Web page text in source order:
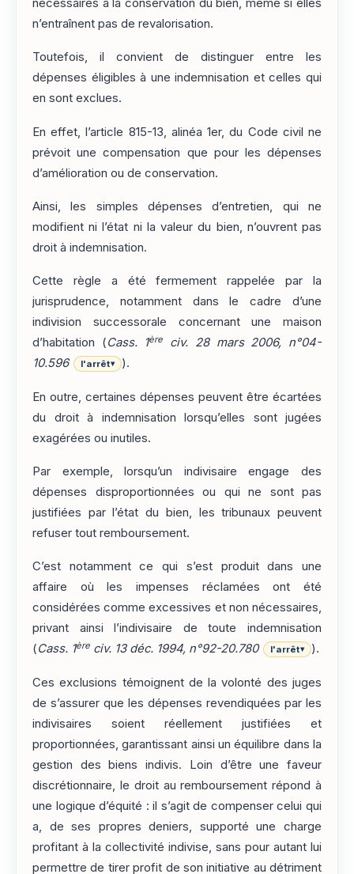
nécessaires à la conservation du bien, même si elles
n’entraînent pas de revalorisation.
Toutefois, il convient de distinguer entre les
dépenses éligibles à une indemnisation et celles qui
en sont exclues.
En effet, l’article 815-13, alinéa 1er, du Code civil ne
prévoit une compensation que pour les dépenses
d’amélioration ou de conservation.
Ainsi, les simples dépenses d’entretien, qui ne
modifient ni l’état ni la valeur du bien, n’ouvrent pas
droit à indemnisation.
Cette règle a été fermement rappelée par la
jurisprudence, notamment dans le cadre d’une
indivision successorale concernant une maison
d’habitation (Cass. 1ère
civ. 28 mars 2006, n°04-
10.596
l'arrêt▾ ).
En outre, certaines dépenses peuvent être écartées
du droit à indemnisation lorsqu’elles sont jugées
exagérées ou inutiles.
Par exemple, lorsqu’un indivisaire engage des
dépenses disproportionnées ou qui ne sont pas
justifiées par l’état du bien, les tribunaux peuvent
refuser tout remboursement.
C’est notamment ce qui s’est produit dans une
affaire où les impenses réclamées ont été
considérées comme excessives et non nécessaires,
privant ainsi l’indivisaire de toute indemnisation
(Cass. 1ère civ. 13 déc. 1994, n°92-20.780 l'arrêt▾ ).
Ces exclusions témoignent de la volonté des juges
de s’assurer que les dépenses revendiquées par les
indivisaires soient réellement justifiées et
proportionnées, garantissant ainsi un équilibre dans la
gestion des biens indivis. Loin d’être une faveur
discrétionnaire, le droit au remboursement répond à
une logique d’équité : il s’agit de compenser celui qui
a, de ses propres deniers, supporté une charge
profitant à la collectivité indivise, sans pour autant lui
permettre de tirer profit de son initiative au détriment